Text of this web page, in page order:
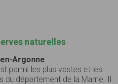
naturelles
Argonne
parmi les plus vastes et les
du département de la Marne. Il